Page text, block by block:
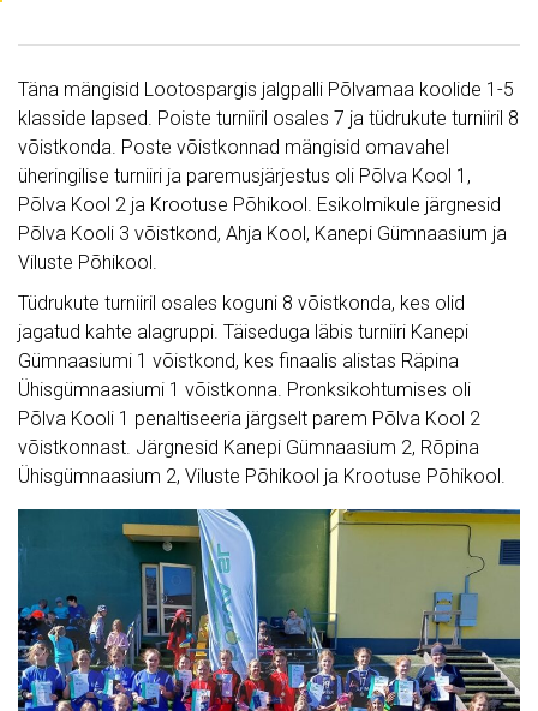
Täna mängisid Lootospargis jalgpalli Põlvamaa koolide 1-5
klasside lapsed. Poiste turniiril osales 7 ja tüdrukute turniiril 8
võistkonda. Poste võistkonnad mängisid omavahel
üheringilise turniiri ja paremusjärjestus oli Põlva Kool 1,
Põlva Kool 2 ja Krootuse Põhikool. Esikolmikule järgnesid
Põlva Kooli 3 võistkond, Ahja Kool, Kanepi Gümnaasium ja
Viluste Põhikool.
Tüdrukute turniiril osales koguni 8 võistkonda, kes olid
jagatud kahte alagruppi. Täiseduga läbis turniiri Kanepi
Gümnaasiumi 1 võistkond, kes finaalis alistas Räpina
Ühisgümnaasiumi 1 võistkonna. Pronksikohtumises oli
Põlva Kooli 1 penaltiseeria järgselt parem Põlva Kool 2
võistkonnast. Järgnesid Kanepi Gümnaasium 2, Rõpina
Ühisgümnaasium 2, Viluste Põhikool ja Krootuse Põhikool.